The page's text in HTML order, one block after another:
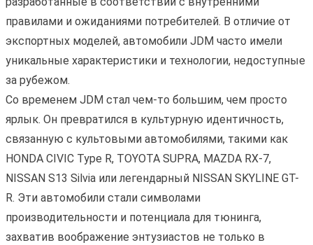
правилами и ожиданиями потребителей. В отличие от
экспортных моделей, автомобили JDM часто имели
уникальные характеристики и технологии, недоступные
за рубежом.
Со временем JDM стал чем-то большим, чем просто
ярлык. Он превратился в культурную идентичность,
связанную с культовыми автомобилями, такими как
HONDA CIVIC Type R, TOYOTA SUPRA, MAZDA RX-7,
NISSAN S13 Silvia или легендарный NISSAN SKYLINE GT-
R. Эти автомобили стали символами
производительности и потенциала для тюнинга,
захватив воображение энтузиастов не только в